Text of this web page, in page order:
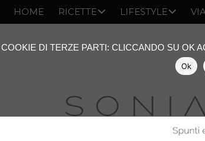
HOME RICETTE LIFESTYLE
DI TERZE PARTI: CLICCANDO SU OK
Ok